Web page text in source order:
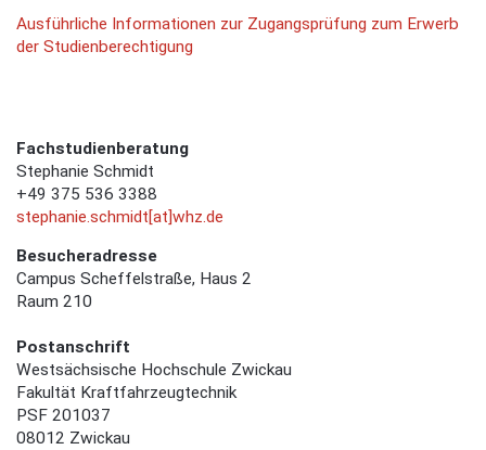
Ausführliche Informationen zur Zugangsprüfung zum Erwerb
der Studienberechtigung
Fachstudienberatung
Stephanie Schmidt
+49 375 536 3388
stephanie.schmidt[at]whz.de
Besucheradresse
Campus Scheffelstraße, Haus 2
Raum 210
Postanschrift
Westsächsische Hochschule Zwickau
Fakultät Kraftfahrzeugtechnik
PSF 201037
08012 Zwickau